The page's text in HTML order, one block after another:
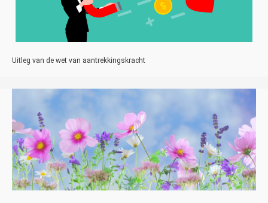
Uitleg van de wet van aantrekkingskracht